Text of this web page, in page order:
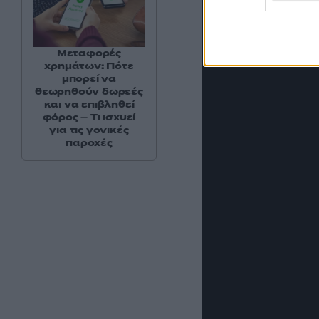
Μεταφορές
χρημάτων: Πότε
μπορεί να
θεωρηθούν δωρεές
και να επιβληθεί
φόρος – Τι ισχυεί
για τις γονικές
παροχές